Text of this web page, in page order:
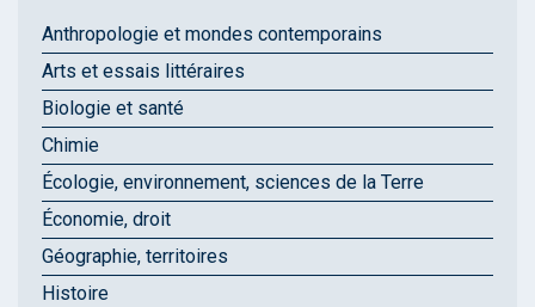
Anthropologie et mondes contemporains
Arts et essais littéraires
Biologie et santé
Chimie
Écologie, environnement, sciences de la Terre
Économie, droit
Géographie, territoires
Histoire